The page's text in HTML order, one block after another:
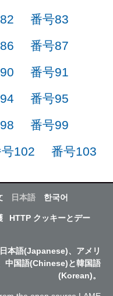
番号83
番号87
番号91
番号95
番号99
102 番号103
日本語 한국어
HTTP クッキーとデー
本語(Japanese)、アメリ
中国語(Chinese)と韓国語
(Korean)。